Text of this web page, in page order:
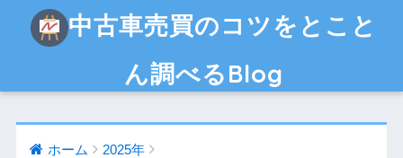
中古車売買のコツをとこと
ん調べるBlog
ホーム 2025年